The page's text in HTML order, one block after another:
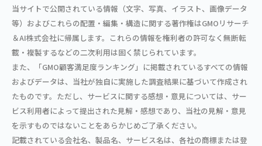
当サイトで公開されている情報（文字、写真、イラスト、画像データ
等）およびこれらの配置・編集・構造に関する著作権はGMOリサーチ
＆AI株式会社に帰属します。これらの情報を権利者の許可なく無断転
載・複製するなどの二次利用は固く禁じられています。
また、「GMO顧客満足度ランキング」に掲載されているすべての情報
およびデータは、当社が独自に実施した調査結果に基づいて作成され
たものです。ただし、サービスに関する感想・意見については、サー
ビス利用者によって提出された見解・感想であり、当社の見解・意見
を示すものではないことをあらかじめご了承ください。
記載されている会社名、製品名、サービス名は、各社の商標または登